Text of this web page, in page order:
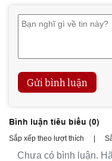
Gửi bình luận
Bình luận tiêu biểu (0)
Sắp xếp theo lượt thích |
Chưa có bình luận.